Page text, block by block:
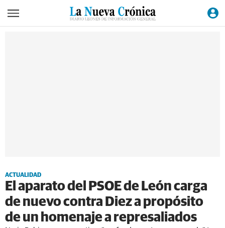
ACTUALIDAD
El aparato del PSOE de León carga
de nuevo contra Diez a propósito
de un homenaje a represaliados